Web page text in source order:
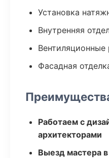
Установка
Внутренняя
Вентиляционные
Фасадная
Работаем с
архитекторами
Выезд мастера